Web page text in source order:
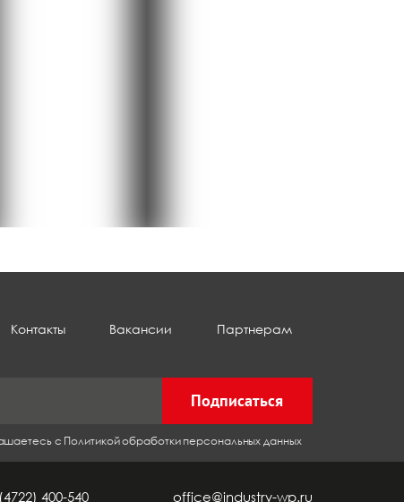
Контакты Вакансии Партнерам
Подписаться
с Политикой обработки персональных данных
400-540 office@industry-wp.ru